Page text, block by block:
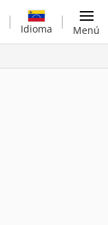
Idioma Menú